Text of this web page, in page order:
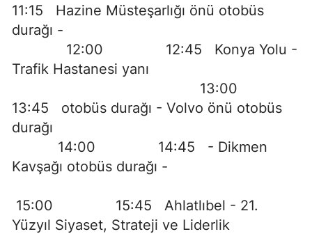
11:15 Hazine Müsteşarlığı önü otobüs
durağı -
12:00 12:45 Konya Yolu -
Trafik Hastanesi yanı
13:00
13:45 otobüs durağı - Volvo önü otobüs
durağı
14:00 14:45 - Dikmen
Kavşağı otobüs durağı -
15:00 15:45 Ahlatlıbel - 21.
Yüzyıl Siyaset, Strateji ve Liderlik